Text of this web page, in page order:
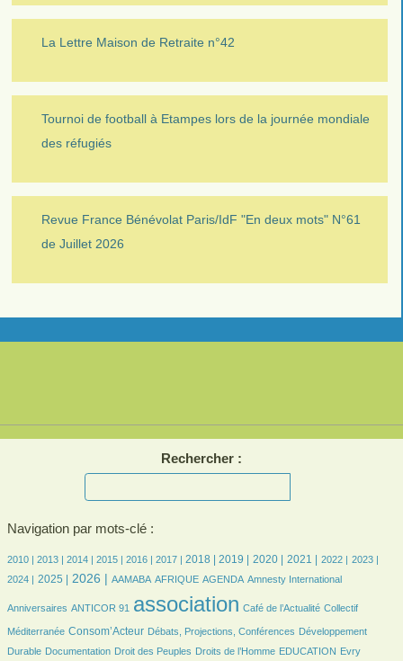
La Lettre Maison de Retraite n°42
Tournoi de football à Etampes lors de la journée mondiale
des réfugiés
Revue France Bénévolat Paris/IdF "En deux mots" N°61
de Juillet 2026
Rechercher :
Navigation par mots-clé :
8/3037
2010 |
7/30372013 |
214/3037 2014 |
408/3037 2015 |
541/3037 2016 |
543/3037 2017 |
740/3037 2018 |
752/3037 2019 |
712/3037 2020 |
708/3037 2021 |
644/3037 2022 |
576/3037 2023 |
581/3037
2024 |
796/3037
2025 |
1241/3037 2026 |
98/3037 AAMABA
202/3037 AFRIQUE
527/3037 AGENDA
8/3037 Amnesty International
43/3037
Anniversaires ANTICOR 91 association Café de l’Actualité Collectif
Méditerranée
997/3037 Consom’Acteur
160/3037 Débats, Projections, Conférences
168/3037
Développement
Durable
64/3037Documentation
32/3037 Droit des Peuples
170/3037 Droits de l’Homme
48/3037 EDUCATION
8/3037
Evry